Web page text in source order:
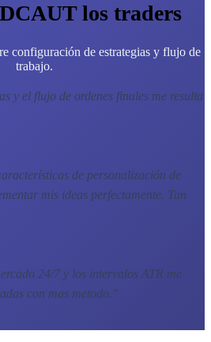
los traders
configuración de estrategias y flujo de
trabajo.
y el flujo de ordenes finales me resulta
de personalización de
mis ideas perfectamente. Tan
24/7 y los intervalos ATR me
con mas metodo. "